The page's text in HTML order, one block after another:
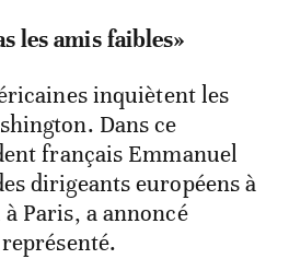
les amis faibles»
inquiètent les
Dans ce
français Emmanuel
dirigeants européens à
Paris, a annoncé